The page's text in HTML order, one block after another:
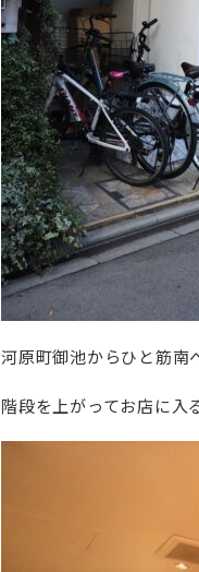
河原町御池からひと筋南
階段を上がってお店に入